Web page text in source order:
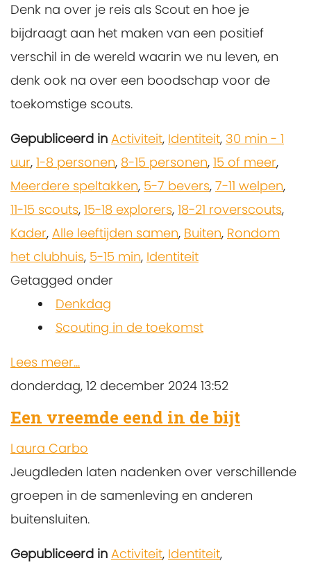
Denk na over je reis als Scout en hoe je
bijdraagt ​​aan het maken van een positief
verschil in de wereld waarin we nu leven, en
denk ook na over een boodschap voor de
toekomstige scouts.
Gepubliceerd in Activiteit, Identiteit, 30 min - 1
uur, 1-8 personen, 8-15 personen, 15 of meer,
Meerdere speltakken, 5-7 bevers, 7-11 welpen,
11-15 scouts, 15-18 explorers, 18-21 roverscouts,
Kader, Alle leeftijden samen, Buiten, Rondom
het clubhuis, 5-15 min, Identiteit
Getagged onder
Denkdag
Scouting in de toekomst
Lees meer...
donderdag, 12 december 2024 13:52
Een vreemde eend in de bijt
Laura Carbo
Jeugdleden laten nadenken over verschillende
groepen in de samenleving en anderen
buitensluiten.
Gepubliceerd in Activiteit, Identiteit,